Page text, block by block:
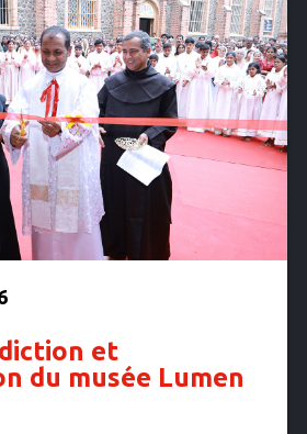
et
du musée Lumen